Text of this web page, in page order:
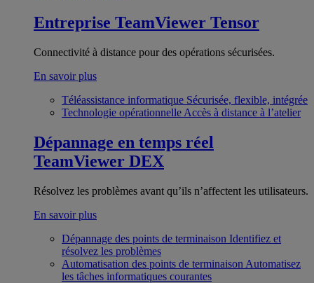
Entreprise TeamViewer Tensor
Connectivité à distance pour des opérations sécurisées.
En savoir plus
Téléassistance informatique Sécurisée, flexible, intégrée
Technologie opérationnelle Accès à distance à l’atelier
Dépannage en temps réel
TeamViewer DEX
Résolvez les problèmes avant qu’ils n’affectent les utilisateurs.
En savoir plus
Dépannage des points de terminaison Identifiez et
résolvez les problèmes
Automatisation des points de terminaison Automatisez
les tâches informatiques courantes